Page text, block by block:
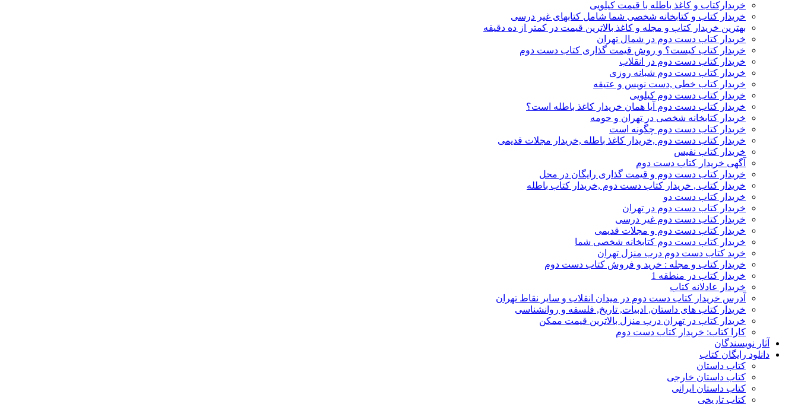
خریدارکتاب و کاغذ باطله با قیمت کیلویی
خریدار کتاب و کتابخانه شخصی شما شامل کتابهای غیر درسی
بهترین خریدار کتاب و مجله و کاغذ بالاترین قیمت در کمتر از ده دقیقه
خریدار کتاب دست دوم در شمال تهران
خریدار کتاب کیست؟ و روش قیمت گذاری کتاب دست دوم
خریدار کتاب دست دوم در انقلاب
خریدار کتاب دست دوم شبانه روزی
خریدار کتاب خطی ,دست نویس و عتیقه
خریدار کتاب دست دوم کیلویی
خریدار کتاب دست دوم آیا همان خریدار کاغذ باطله است؟
خریدار کتابخانه شخصی در تهران و حومه
خریدار کتاب دست دوم چگونه است
خریدار کتاب دست دوم ,خریدار کاغذ باطله ,خریدار مجلات قدیمی
خریدار کتاب نفیس
آگهی خریدار کتاب دست دوم
خریدار کتاب دست دوم و قیمت گذاری رایگان در محل
خریدار کتاب , خریدار کتاب دست دوم ,خریدار کتاب باطله
خریدار کتاب دست دو
خریدار کتاب دست دوم در تهران
خریدار کتاب دست دوم غیر درسی
خریدار کتاب دست دوم و مجلات قدیمی
خریدار کتاب دست دوم کتابخانه شخصی شما
خرید کتاب دست دوم درب منزل تهران
خریدار کتاب و مجله : خرید و فروش کتاب دست دوم
خریدار کتاب در منطقه 1
خریدار عادلانه کتاب
آدرس خریدار کتاب دست دوم در میدان انقلاب و سایر نقاط تهران
خریدار کتاب های داستان, ادبیات, تاریخ, فلسفه و روانشناسی
خریدار کتاب در تهران درب منزل بالاترین قیمت ممکن
کارا کتاب: خریدار کتاب دست دوم
آثار نویسندگان
دانلود رایگان کتاب
کتاب داستان
کتاب داستان خارجی
کتاب داستان ایرانی
کتاب تاریخی